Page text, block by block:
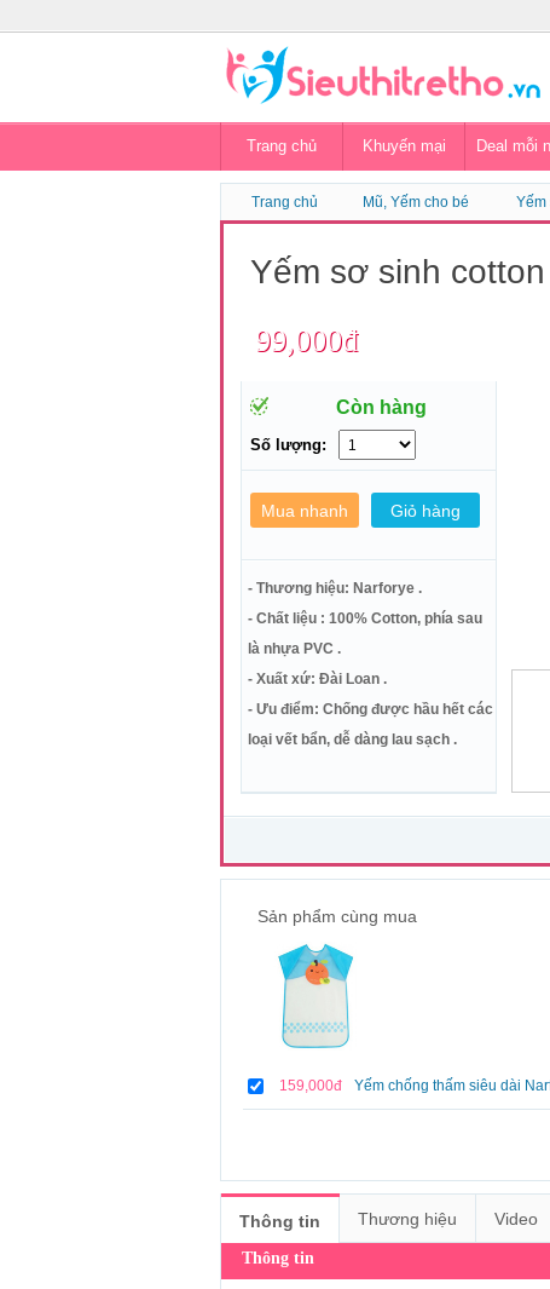
Trang chủ Khuyến mại Deal mỗi
Trang chủ Mũ, Yếm cho bé Yếm
Yếm sơ sinh
99,000đ
Còn hàng
Số lượng:
- Thương hiệu: Narforye .
- Chất liệu : 100% Cotton, phía sau
là nhựa PVC .
- Xuất xứ: Đài Loan .
- Ưu điểm: Chống được hầu hết các
loại vết bẩn, dễ dàng lau sạch .
Sản phẩm cùng mua
159,000đ Yếm chống thấm siêu dài
Thông tin Thương hiệu Video
Thông tin